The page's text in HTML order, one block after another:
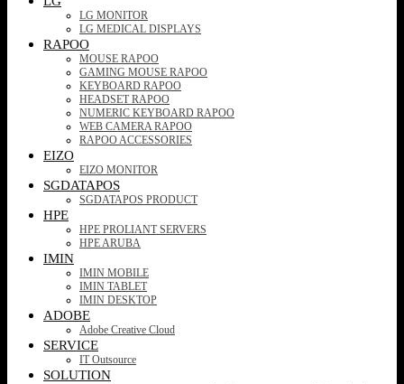
LG MONITOR
LG MEDICAL DISPLAYS
RAPOO
MOUSE RAPOO
GAMING MOUSE RAPOO
KEYBOARD RAPOO
HEADSET RAPOO
NUMERIC KEYBOARD RAPOO
WEB CAMERA RAPOO
RAPOO ACCESSORIES
EIZO
EIZO MONITOR
SGDATAPOS
SGDATAPOS PRODUCT
HPE
HPE PROLIANT SERVERS
HPE ARUBA
IMIN
IMIN MOBILE
IMIN TABLET
IMIN DESKTOP
ADOBE
Adobe Creative Cloud
SERVICE
IT Outsource
SOLUTION